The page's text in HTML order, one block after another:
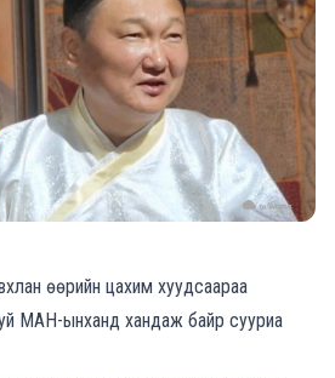
өөрийн цахим хуудсаараа
МАН-ынханд хандаж байр сууриа